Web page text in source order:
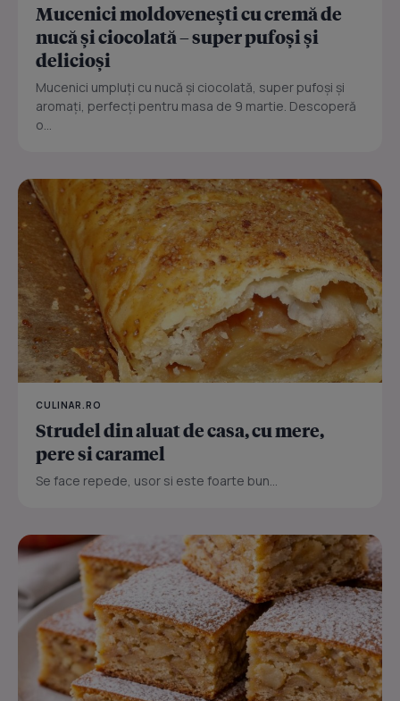
Mucenici moldovenești cu cremă de
nucă și ciocolată – super pufoși și
delicioși
Mucenici umpluți cu nucă și ciocolată, super pufoși și
aromați, perfecți pentru masa de 9 martie. Descoperă
o...
CULINAR.RO
Strudel din aluat de casa, cu mere,
pere si caramel
Se face repede, usor si este foarte bun...